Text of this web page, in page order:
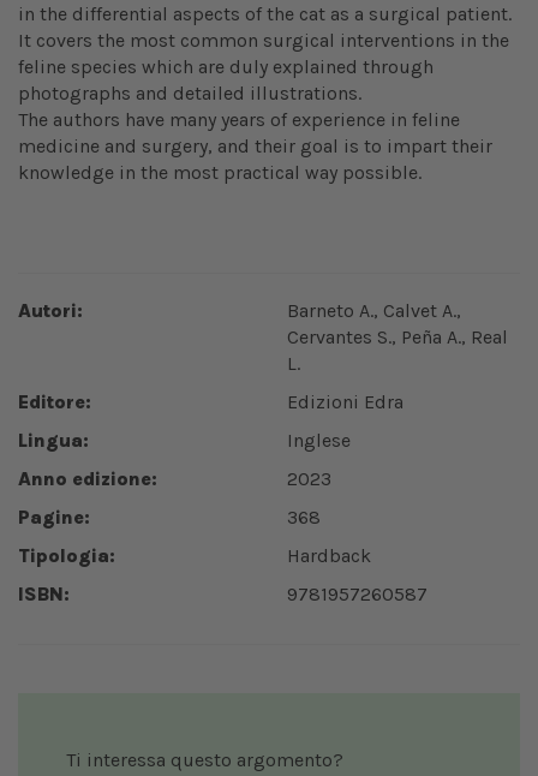
in the differential aspects of the cat as a surgical patient.
It covers the most common surgical interventions in the
feline species which are duly explained through
photographs and detailed illustrations.
The authors have many years of experience in feline
medicine and surgery, and their goal is to impart their
knowledge in the most practical way possible.
Autori:
Barneto A., Calvet A.,
Cervantes S., Peña A., Real
L.
Editore:
Edizioni Edra
Lingua:
Inglese
Anno edizione:
2023
Pagine:
368
Tipologia:
Hardback
ISBN:
9781957260587
Ti interessa questo argomento?